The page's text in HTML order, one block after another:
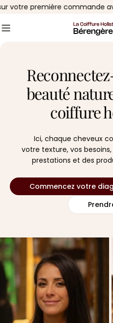
Aller
contenu
commande avec le
beauté
coiffure
Ici, chaque cheveux
votre texture, vos
prestations et des
Commencez votre